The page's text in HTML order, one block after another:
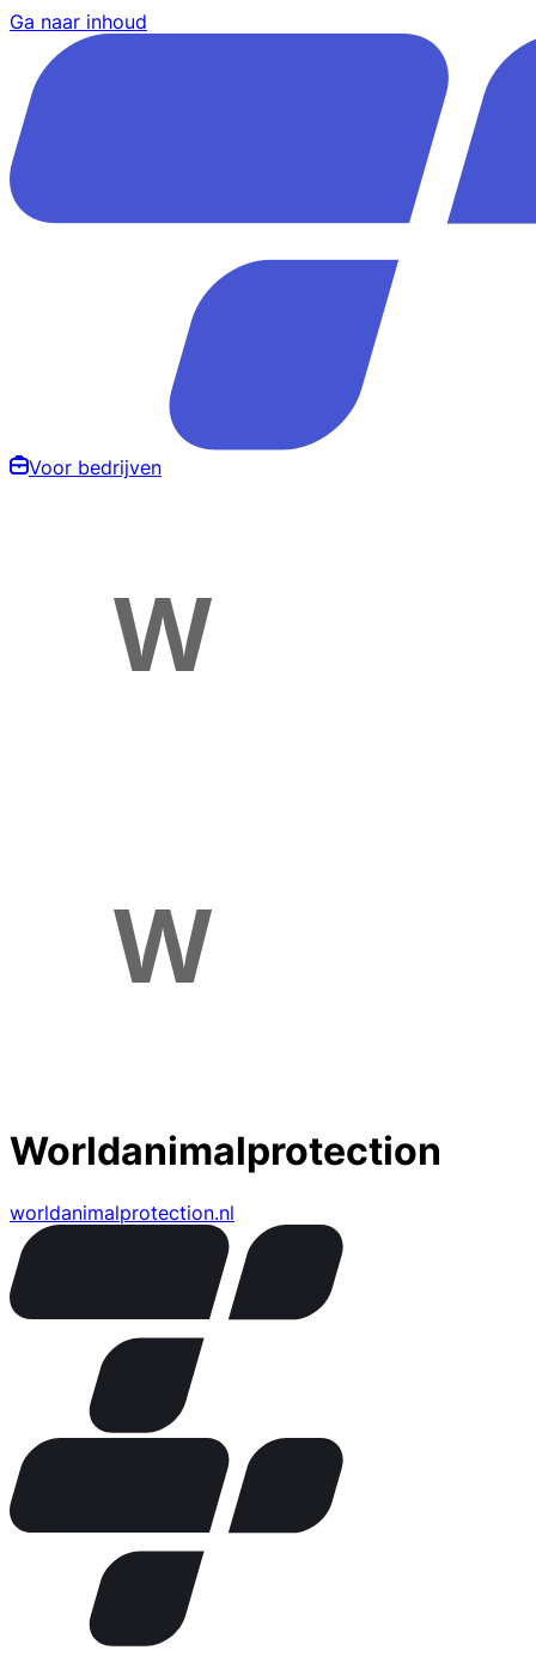
Ga naar inhoud
Voor bedrijven
Worldanimalprotection
worldanimalprotection.nl